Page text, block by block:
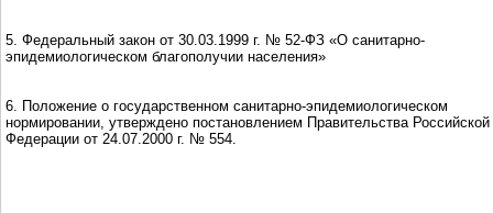
5. Федеральный закон от 30.03.1999 г. № 52-ФЗ «О санитарно-
эпидемиологическом благополучии населения»
6. Положение о государственном санитарно-эпидемиологическом
нормировании, утверждено постановлением Правительства Российской
Федерации от 24.07.2000 г. № 554.